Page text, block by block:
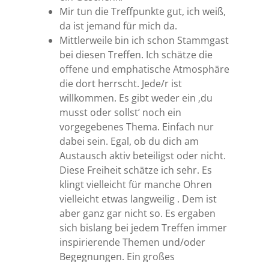
Mir tun die Treffpunkte gut, ich weiß,
da ist jemand für mich da.
Mittlerweile bin ich schon Stammgast
bei diesen Treffen. Ich schätze die
offene und emphatische Atmosphäre
die dort herrscht. Jede/r ist
willkommen. Es gibt weder ein ‚du
musst oder sollst‘ noch ein
vorgegebenes Thema. Einfach nur
dabei sein. Egal, ob du dich am
Austausch aktiv beteiligst oder nicht.
Diese Freiheit schätze ich sehr. Es
klingt vielleicht für manche Ohren
vielleicht etwas langweilig . Dem ist
aber ganz gar nicht so. Es ergaben
sich bislang bei jedem Treffen immer
inspirierende Themen und/oder
Begegnungen. Ein großes